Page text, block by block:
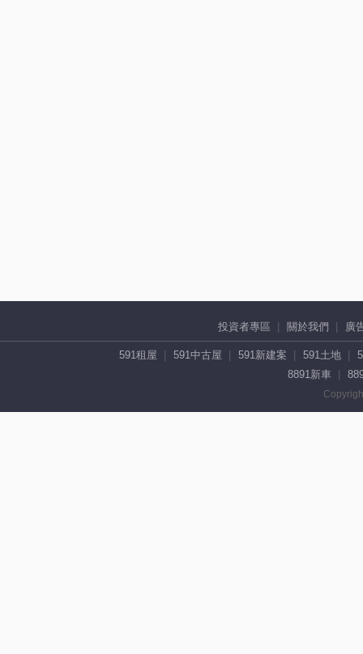
投資者專區 關於我們 廣
591租屋 591中古屋 591新建案 591土地
8891新車